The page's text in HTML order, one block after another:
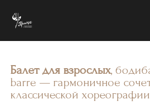
Балет для взрослых,
barre — гармоничное
классической хореографии